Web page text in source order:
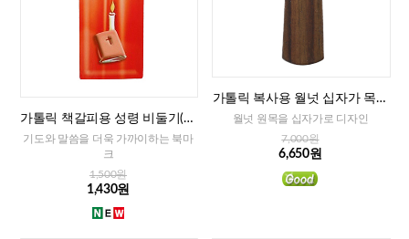
가톨릭 책갈피용 성령 비둘기(이
태리)
기도와 말씀을 더욱 가까이하는 북마
크
1,500원
1,430원
가톨릭 복사용 월넛 십자가 목걸
이
월넛 원목을 십자가로 디자인
7,000원
6,650원